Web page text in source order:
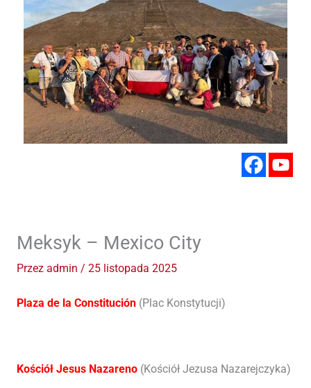
Meksyk – Mexico City
Przez admin / 25 listopada 2025
Plaza de la Constitución(Plac Konstytucji)
Kościół Jesus Nazareno(Kościół Jezusa Nazarejczyka)